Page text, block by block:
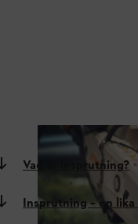
TSA 300 har precision
Vad är insprutning?
Insprutning – en